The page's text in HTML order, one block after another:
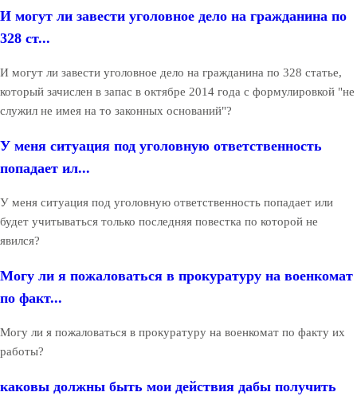
И могут ли завести уголовное дело на гражданина по
328 ст...
И могут ли завести уголовное дело на гражданина по 328 статье,
который зачислен в запас в октябре 2014 года с формулировкой "не
служил не имея на то законных оснований"?
У меня ситуация под уголовную ответственность
попадает ил...
У меня ситуация под уголовную ответственность попадает или
будет учитываться только последняя повестка по которой не
явился?
Могу ли я пожаловаться в прокуратуру на военкомат
по факт...
Могу ли я пожаловаться в прокуратуру на военкомат по факту их
работы?
каковы должны быть мои действия дабы получить